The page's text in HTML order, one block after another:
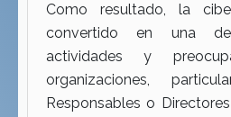
Como resultado, la
convertido en una
actividades y
organizaciones,
Responsables o